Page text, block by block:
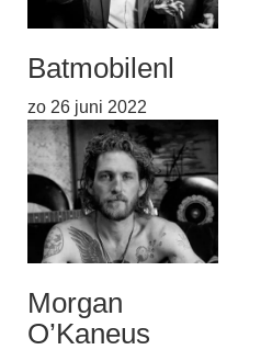
Batmobilenl
zo 26 juni 2022
Morgan
O’Kaneus